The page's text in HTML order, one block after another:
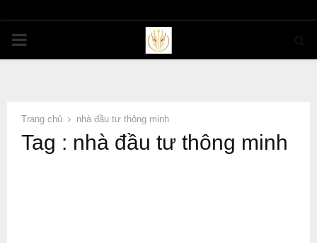
PRIMARY
Trang chủ nhà đầu tư thông minh
Tag : nhà đầu tư thông minh